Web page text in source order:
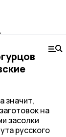
значит,
на
засолки
русского